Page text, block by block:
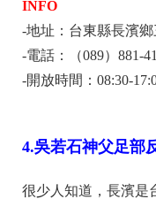
INFO
-地址：台東縣長濱
-電話：（089）881-
-開放時間：08:30-
4.吳若石神父足部
很少人知道，長濱是